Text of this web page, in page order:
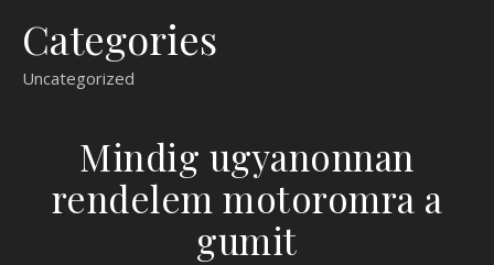
Categories
Uncategorized
Mindig ugyanonnan
rendelem motoromra a
gumit